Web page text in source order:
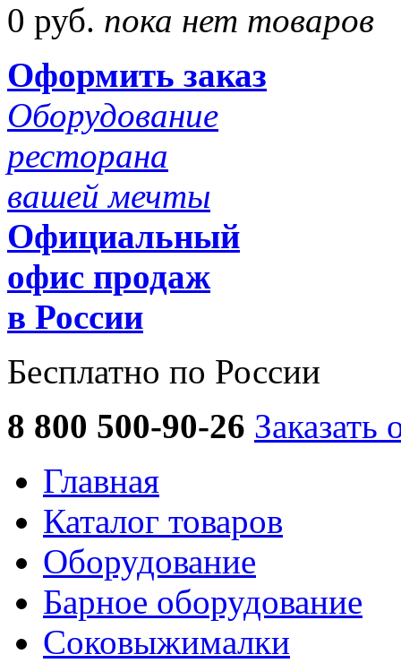
0 руб. пока нет товаров
Оформить заказ
Оборудование
ресторана
вашей мечты
Официальный
офис продаж
в России
Бесплатно по России
8 800 500-90-26 Заказать
Главная
Каталог товаров
Оборудование
Барное оборудование
Соковыжималки